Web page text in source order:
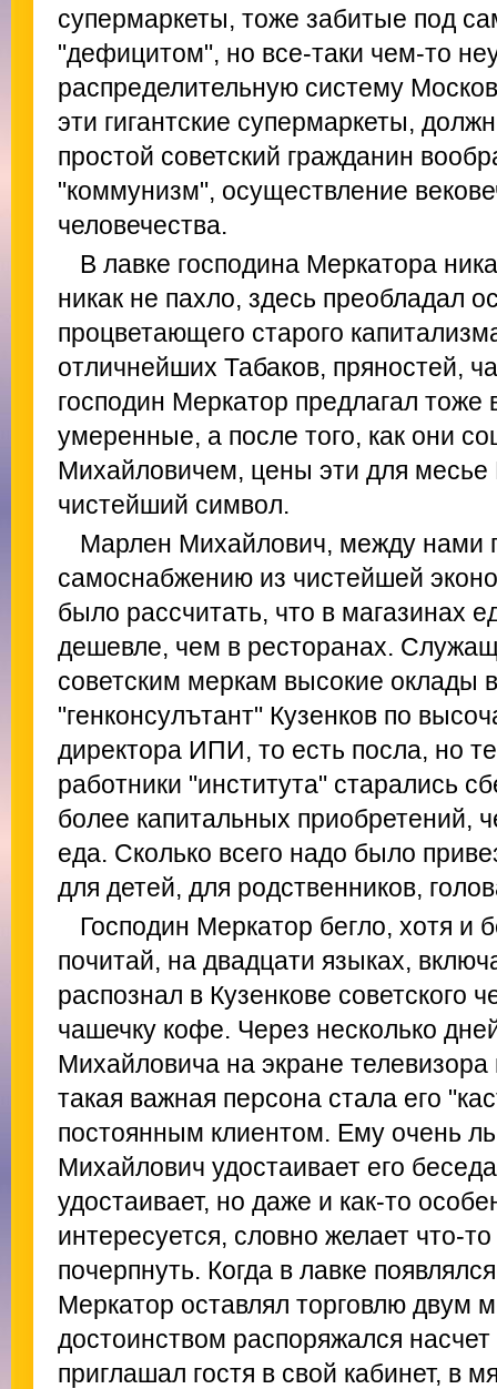
супермаркеты, тоже забитые под
"дефицитом", но все-таки чем-то
распределительную систему
эти гигантские супермаркеты,
простой советский гражданин
"коммунизм", осуществление
человечества.
В лавке господина Меркатора
никак не пахло, здесь преобладал
процветающего старого
отличнейших Табаков, пряностей,
господин Меркатор предлагал
умеренные, а после того, как они
Михайловичем, цены эти для месье
чистейший символ.
Марлен Михайлович, между нами
самоснабжению из чистейшей
было рассчитать, что в магазинах
дешевле, чем в ресторанах.
советским меркам высокие оклады
"генконсулътант" Кузенков по
директора ИПИ, то есть посла, но
работники "института" старались
более капитальных приобретений,
еда. Сколько всего надо было
для детей, для родственников,
Господин Меркатор бегло, хотя и
почитай, на двадцати языках,
распознал в Кузенкове советского
чашечку кофе. Через несколько
Михайловича на экране телевизора
такая важная персона стала его
постоянным клиентом. Ему очень
Михайлович удостаивает его
удостаивает, но даже и как-то
интересуется, словно желает что-
почерпнуть. Когда в лавке
Меркатор оставлял торговлю двум
достоинством распоряжался
приглашал гостя в свой кабинет, в